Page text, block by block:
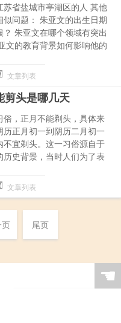
苏省盐城市亭湖区的人 其他
似问题： 朱亚文的出生日期
？ 朱亚文在哪个领域有突出
文的教育背景如何影响他的
文章列表
剪头是哪几天
俗，正月不能剃头，具体来
历正月初一到阴历二月初一
不宜剃头。这一习俗源自于
历史背景，当时人们为了表
文章列表
尾页
☚